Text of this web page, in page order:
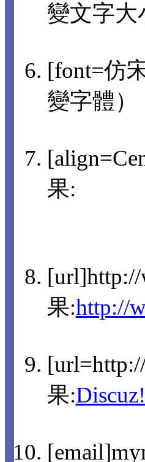
變文字大
[font=仿
變字體）
果:
果:http://
果: